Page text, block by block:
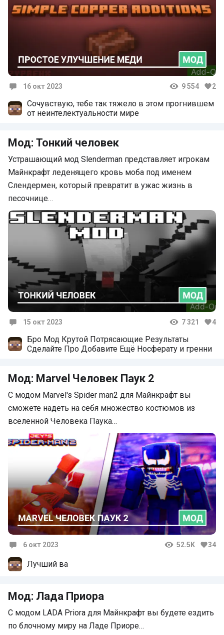
16 окт 2023 9 554 2
Сочувствую, тебе так тяжело в этом прогнившем
от неинтелектуальности мире
Мод: Тонкий человек
Устрашающий мод Slenderman представляет игрокам
Майнкрафт леденящего кровь моба под именем
Слендермен, который превратит в ужас жизнь в
песочнице…
15 окт 2023 7 321 4
Бро Мод Крутой Потрясающие Результаты
Сделайте Про Добавите Ещё Носферату и гренни
Мод: Marvel Человек Паук 2
С модом Marvel's Spider man2 для Майнкрафт вы
сможете надеть на себя множество костюмов из
вселенной Человека Паука…
6 окт 2023 52.5K 34
Лучший ва
Мод: Лада Приора
С модом LADA Priora для Майнкрафт вы будете ездить
по блочному миру на Ладе Приоре…